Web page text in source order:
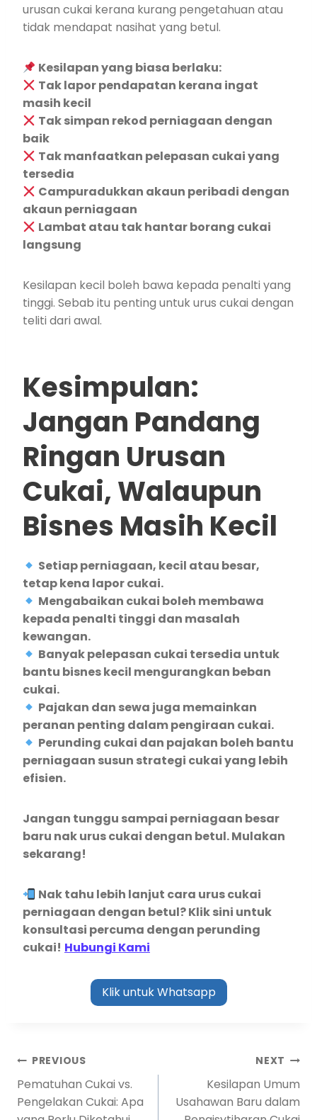
urusan cukai kerana kurang pengetahuan atau
tidak mendapat nasihat yang betul.
Kesilapan yang biasa berlaku:
Tak lapor pendapatan kerana ingat
masih kecil
Tak simpan rekod perniagaan dengan
baik
Tak manfaatkan pelepasan cukai yang
tersedia
Campuradukkan akaun peribadi dengan
akaun perniagaan
Lambat atau tak hantar borang cukai
langsung
Kesilapan kecil boleh bawa kepada penalti yang
tinggi. Sebab itu penting untuk urus cukai dengan
teliti dari awal.
Kesimpulan:
Jangan Pandang
Ringan Urusan
Cukai, Walaupun
Bisnes Masih Kecil
Setiap perniagaan, kecil atau besar,
tetap kena lapor cukai.
Mengabaikan cukai boleh membawa
kepada penalti tinggi dan masalah
kewangan.
Banyak pelepasan cukai tersedia untuk
bantu bisnes kecil mengurangkan beban
cukai.
Pajakan dan sewa juga memainkan
peranan penting dalam pengiraan cukai.
Perunding cukai dan pajakan boleh bantu
perniagaan susun strategi cukai yang lebih
efisien.
Jangan tunggu sampai perniagaan besar
baru nak urus cukai dengan betul. Mulakan
sekarang!
Nak tahu lebih lanjut cara urus cukai
perniagaan dengan betul? Klik sini untuk
konsultasi percuma dengan perunding
cukai! Hubungi Kami
Klik untuk Whatsapp
PREVIOUS
Pematuhan Cukai vs.
Pengelakan Cukai: Apa
NEXT
Kesilapan Umum
Usahawan Baru dalam